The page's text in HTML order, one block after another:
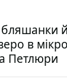
й
в
Петлюри